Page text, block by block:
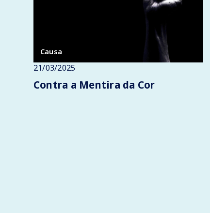
Causa
21/03/2025
Contra a Mentira da Cor